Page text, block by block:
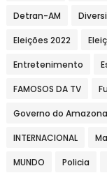
Detran-AM
Eleições 2022
Entretenimento
FAMOSOS DA TV
Governo do
INTERNACIONAL
MUNDO Policia